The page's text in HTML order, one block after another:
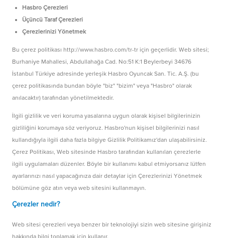
Hasbro Çerezleri
Üçüncü Taraf Çerezleri
Çerezlerinizi Yönetmek
Bu çerez politikası http://www.hasbro.com/tr-tr için geçerlidir. Web sitesi;
Burhaniye Mahallesi, Abdullahağa Cad. No:51 K:1 Beylerbeyi 34676
İstanbul Türkiye adresinde yerleşik Hasbro Oyuncak San. Tic. A.Ş. (bu
çerez politikasında bundan böyle "biz" "bizim" veya "Hasbro" olarak
anılacaktır) tarafından yönetilmektedir.
İlgili gizlilik ve veri koruma yasalarına uygun olarak kişisel bilgilerinizin
gizliliğini korumaya söz veriyoruz. Hasbro'nun kişisel bilgilerinizi nasıl
kullandığıyla ilgili daha fazla bilgiye Gizlilik Politikamız'dan ulaşabilirsiniz.
Çerez Politikası, Web sitesinde Hasbro tarafından kullanılan çerezlerle
ilgili uygulamaları düzenler. Böyle bir kullanımı kabul etmiyorsanız lütfen
ayarlarınızı nasıl yapacağınıza dair detaylar için Çerezlerinizi Yönetmek
bölümüne göz atın veya web sitesini kullanmayın.
Çerezler nedir?
Web sitesi çerezleri veya benzer bir teknolojiyi sizin web sitesine girişiniz